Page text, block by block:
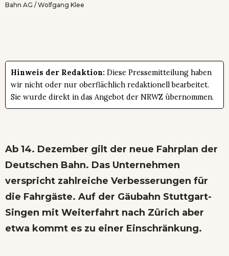
Bahn AG / Wolfgang Klee
Hinweis der Redaktion: Diese Pressemitteilung haben
wir nicht oder nur oberflächlich redaktionell bearbeitet.
Sie wurde direkt in das Angebot der NRWZ übernommen.
Ab 14. Dezember gilt der neue Fahrplan der
Deutschen Bahn. Das Unternehmen
verspricht zahlreiche Verbesserungen für
die Fahrgäste. Auf der Gäubahn Stuttgart-
Singen mit Weiterfahrt nach Zürich aber
etwa kommt es zu einer Einschränkung.